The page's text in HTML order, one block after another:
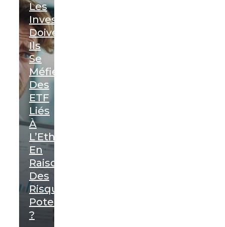
Les
Investisseurs
Doivent-
Ils
Se
Méfier
Des
ETF
Liés
À
L’Ethereum
En
Raison
Des
Risques
Potentiels
?